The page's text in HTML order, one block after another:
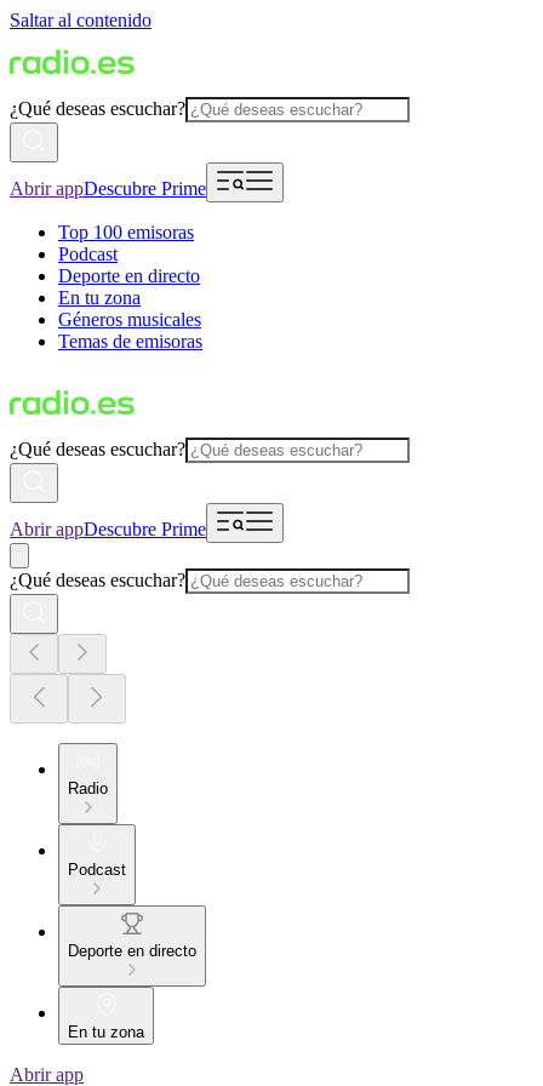
Saltar al contenido
¿Qué deseas escuchar?
Abrir appDescubre Prime
Top 100 emisoras
Podcast
Deporte en directo
En tu zona
Géneros musicales
Temas de emisoras
¿Qué deseas escuchar?
Abrir appDescubre Prime
¿Qué deseas escuchar?
Radio
Podcast
Deporte en directo
En tu zona
Abrir app